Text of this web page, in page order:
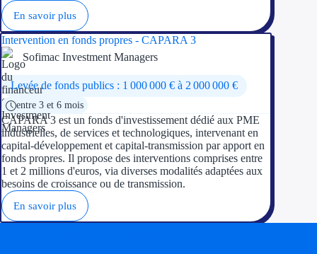
En savoir plus
Intervention en fonds propres - CAPARA 3
Sofimac Investment Managers
Levée de fonds publics : 1 000 000 € à 2 000 000 €
entre 3 et 6 mois
CAPARA 3 est un fonds d'investissement dédié aux PME
industrielles, de services et technologiques, intervenant en
capital-développement et capital-transmission par apport en
fonds propres. Il propose des interventions comprises entre
1 et 2 millions d'euros, via diverses modalités adaptées aux
besoins de croissance ou de transmission.
En savoir plus